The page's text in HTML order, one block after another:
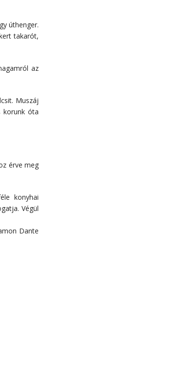
úthenger.
takarót,
az
Muszáj
korunk óta
érve meg
konyhai
Végül
Dante